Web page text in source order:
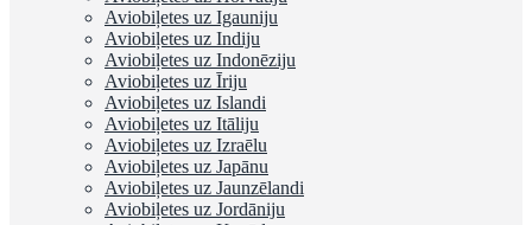
Aviobiļetes uz Igauniju
Aviobiļetes uz Indiju
Aviobiļetes uz Indonēziju
Aviobiļetes uz Īriju
Aviobiļetes uz Islandi
Aviobiļetes uz Itāliju
Aviobiļetes uz Izraēlu
Aviobiļetes uz Japānu
Aviobiļetes uz Jaunzēlandi
Aviobiļetes uz Jordāniju